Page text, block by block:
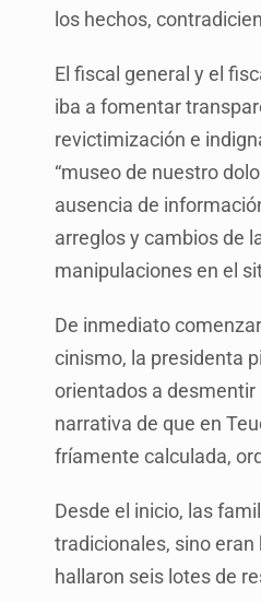
los hechos,
El fiscal general y el
iba a fomentar
revictimización e
“museo de nuestro
ausencia de
arreglos y cambios de
manipulaciones en el
De inmediato
cinismo, la presidenta
orientados a
narrativa de que en
fríamente calculada,
Desde el inicio, las
tradicionales, sino
hallaron seis lotes de